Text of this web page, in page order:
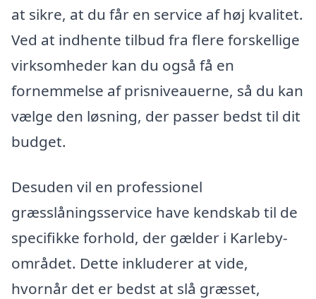
at sikre, at du får en service af høj kvalitet.
Ved at indhente tilbud fra flere forskellige
virksomheder kan du også få en
fornemmelse af prisniveauerne, så du kan
vælge den løsning, der passer bedst til dit
budget.
Desuden vil en professionel
græsslåningsservice have kendskab til de
specifikke forhold, der gælder i Karleby-
området. Dette inkluderer at vide,
hvornår det er bedst at slå græsset,